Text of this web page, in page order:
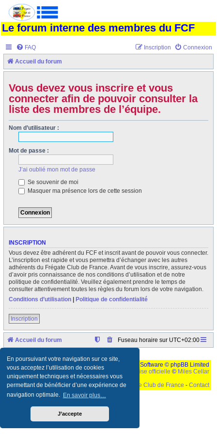
En poursuivant votre navigation sur ce site,
vous acceptez l’utilisation de cookies
uniquement techniques et nécessaires vous
permettant de bénéficier d’une expérience de
navigation optimale. En savoir plus…
J’accepte
Le forum interne des membres du FCF
FAQ Connexion
Inscription
Accueil du forum
Vous devez vous inscrire et vous
connecter afin de pouvoir consulter la
liste des membres de l’équipe.
Nom d’utilisateur :
Mot de passe :
J’ai oublié mon mot de passe
Se souvenir de moi
Masquer ma présence lors de cette session
INSCRIPTION
Vous devez être adhérent du FCF et inscrit avant de pouvoir vous connecter.
L’inscription est rapide et vous permettra d’échanger avec les autres
adhérents du Frégate Club de France. Avant de vous inscrire, assurez-vous
d’avoir pris connaissance de nos conditions d’utilisation et de notre
politique de confidentialité. Veuillez également prendre le temps de
consulter attentivement toutes les règles du forum lors de votre navigation.
Conditions d’utilisation
Politique de confidentialité
Inscription
Accueil du forum Fuseau horaire sur UTC+02:00
Développé parphpBB
® Forum Software © phpBB Limited
Traduction française officielle © Miles Cellar
©Le Frégate Club de France - Contact
Ceci est un texte de remplissage qui n'a pour but que forcer l'elargissement de la div page...
parametres d'affichage pas defaut de votre navigateur" faut bien trouver des paliatifs !